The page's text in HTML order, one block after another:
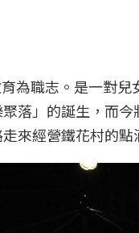
為職志。是一對
落」的誕生，而
來經營鐵花村的點